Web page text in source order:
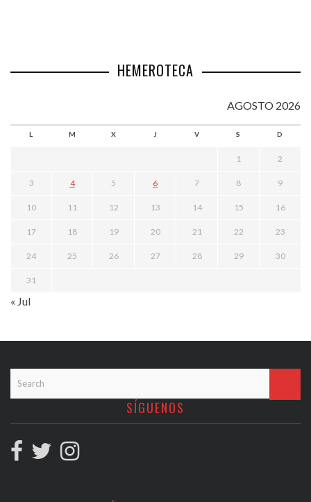
HEMEROTECA
AGOSTO 2026
L M X J V S D
1 2
3 4 5 6 7 8 9
10 11 12 13 14 15 16
17 18 19 20 21 22 23
24 25 26 27 28 29 30
31
« Jul
SÍGUENOS